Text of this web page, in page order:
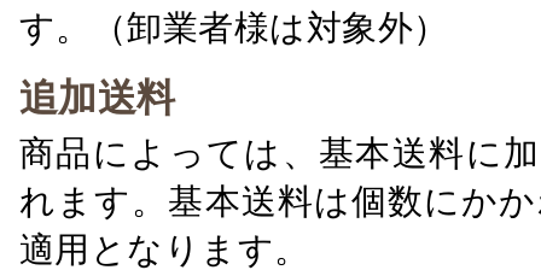
す。（卸業者様は対象外）
追加送料
商品によっては、基本送料に
れます。基本送料は個数にか
適用となります。